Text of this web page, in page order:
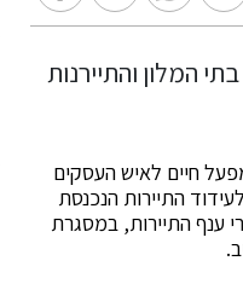
חיים לאיש העסקים
התיירות הנכנסת
ענף התיירות, במסגרת